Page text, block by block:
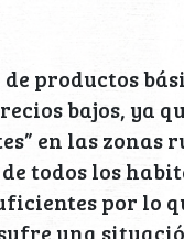
productos
bajos, ya
en las zonas
todos los
por lo
una